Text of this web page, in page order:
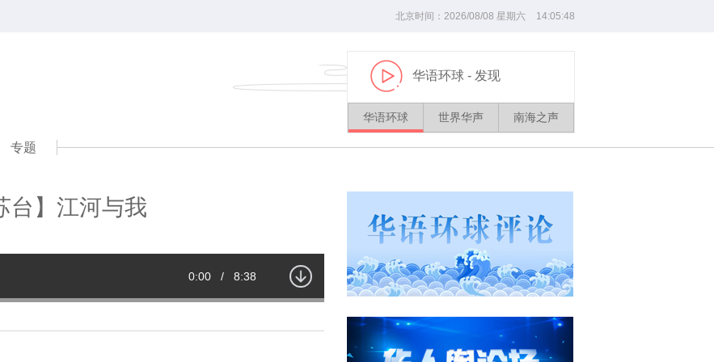
北京时间： 2026/08/08 星期六 14:05:48
播
放
华语环球 - 发现
华语环球 世界华声 南海之声
专题
台】江河与我
Current
0:00 / Duration
8:38